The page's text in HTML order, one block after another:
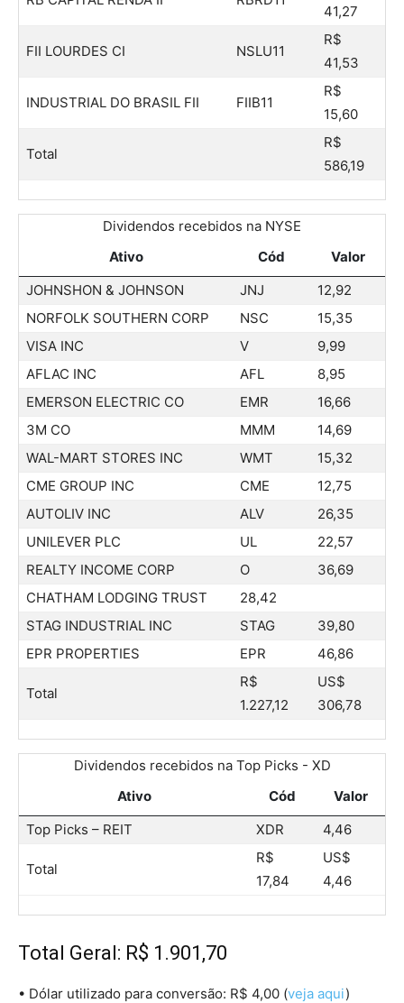
41,27
FII LOURDES CI NSLU11
R$
41,53
INDUSTRIAL DO BRASIL FII FIIB11
R$
15,60
Total
R$
586,19
Dividendos recebidos na NYSE
Ativo
Cód
Valor
JOHNSHON & JOHNSON
JNJ
12,92
NORFOLK SOUTHERN CORP
NSC
15,35
VISA INC
V
9,99
AFLAC INC
AFL
8,95
EMERSON ELECTRIC CO
EMR
16,66
3M CO
MMM
14,69
WAL-MART STORES INC
WMT
15,32
CME GROUP INC
CME
12,75
AUTOLIV INC
ALV
26,35
UNILEVER PLC
UL
22,57
REALTY INCOME CORP
O
36,69
CHATHAM LODGING TRUST
28,42
STAG INDUSTRIAL INC
STAG
39,80
EPR PROPERTIES
EPR 46,86
Total
R$
1.227,12
US$
306,78
Dividendos recebidos na Top Picks - XD
Ativo
Cód
Valor
Top Picks – REIT
XDR 4,46
Total
R$
17,84
US$
4,46
Total Geral: R$ 1.901,70
• Dólar utilizado para conversão: R$ 4,00 (veja aqui)